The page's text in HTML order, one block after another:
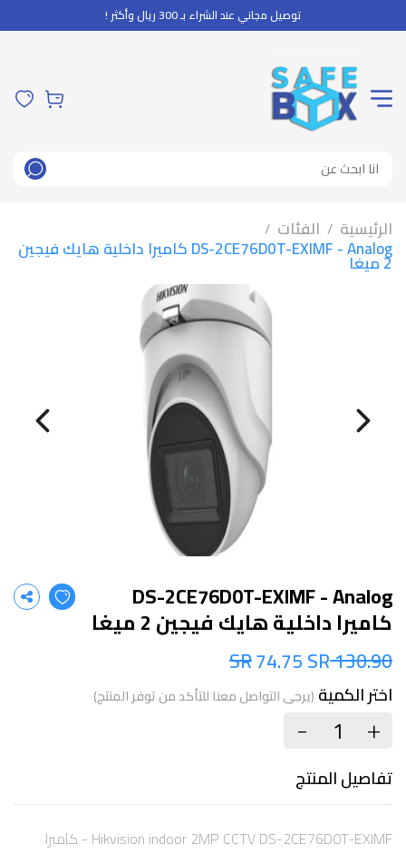
توصيل مجاني عند الشراء بـ 300 ريال وأكثر !
الرئيسية / الفئات /
DS-2CE76D0T-EXIMF - Analog كاميرا داخلية هايك فيجين 2 ميغا
DS-2CE76D0T-EXIMF - Analog
كاميرا داخلية هايك فيجين 2 ميغا
130.90 SR
74.75 SR
اختر الكمية (يرجى التواصل معنا للتأكد من توفر المنتج)
+
-
تفاصيل المنتج
Hikvision indoor 2MP CCTV DS-2CE76D0T-EXIMF - كاميرا